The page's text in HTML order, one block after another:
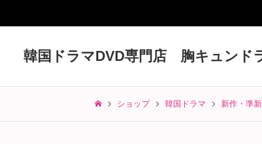
韓国ドラマDVD専門店 胸キュンド
ショップ 韓国ドラマ 新作・準